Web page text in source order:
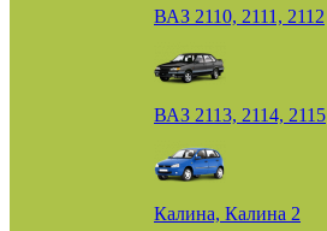
ВАЗ 2110, 2111, 2112
ВАЗ 2113, 2114, 2115
Калина, Калина 2